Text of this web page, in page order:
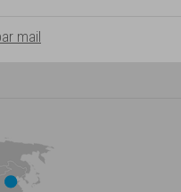
mail